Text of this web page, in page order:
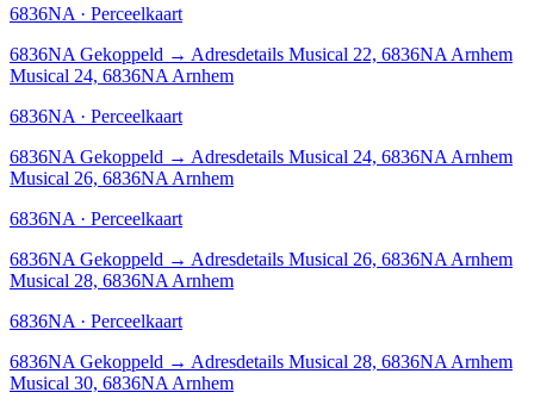
6836NA · Perceelkaart
6836NA Gekoppeld → Adresdetails Musical 22, 6836NA Arnhem
Musical 24, 6836NA Arnhem
6836NA · Perceelkaart
6836NA Gekoppeld → Adresdetails Musical 24, 6836NA Arnhem
Musical 26, 6836NA Arnhem
6836NA · Perceelkaart
6836NA Gekoppeld → Adresdetails Musical 26, 6836NA Arnhem
Musical 28, 6836NA Arnhem
6836NA · Perceelkaart
6836NA Gekoppeld → Adresdetails Musical 28, 6836NA Arnhem
Musical 30, 6836NA Arnhem